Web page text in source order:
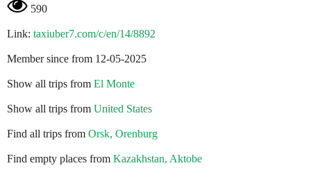
590
Link: taxiuber7.com/c/en/14/8892
Member since from 12-05-2025
Show all trips from El Monte
Show all trips from United States
Find all trips from Orsk, Orenburg
Find empty places from Kazakhstan, Aktobe